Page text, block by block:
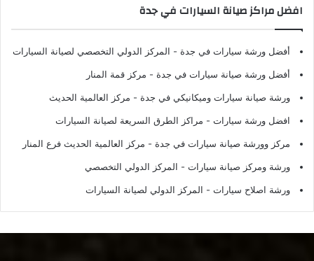
افضل مراكز صيانة السيارات في جدة
أفضل ورشة سيارات في جدة - المركز الدولي التخصصي لصيانة السيارات
أفضل ورشة صيانة سيارات في جدة - مركز قمة المنار
ورشة صيانة سيارات وميكانيكي في جدة - مركز العالمية الحديث
افضل ورشة سيارات - مراكز الطرق السريعة لصيانة السيارات
مركز وورشة صيانة سيارات في جدة - مركز العالمية الحديث فرع المنار
ورشة ومركز صيانة سيارات - المركز الدولي التخصصي
ورشة اصلاح سيارات - المركز الدولي لصيانة السيارات